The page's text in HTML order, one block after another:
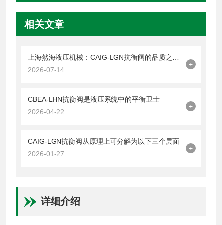
相关文章
2026-07-14
+
CBEA-LHN抗衡阀是液压系统中的平衡卫士
2026-04-22
+
CAIG-LGN抗衡阀从原理上可分解为以下三个层面
2026-01-27
+
详细介绍